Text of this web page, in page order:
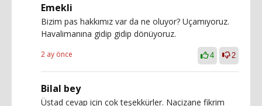
Emekli
Bizim pas hakkımız var da ne oluyor? Uçamıyoruz.
Havalimanına gidip gidip dönüyoruz.
2 ay önce 4 2
Bilal bey
Üstad cevap için çok teşekkürler. Naçizane fikrim